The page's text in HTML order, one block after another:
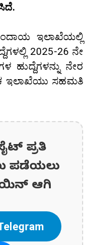
ಇಲಾಖೆಯಲ್ಲಿ
2025-26 ನೇ
ಹುದ್ದೆಗಳನ್ನು ನೇರ
ಇಲಾಖೆಯು ಸಹಮತಿ
ಪ್ರತಿ
ಪಡೆಯಲು
ಆಗಿ